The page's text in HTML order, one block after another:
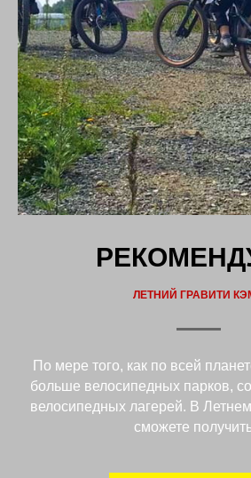
ЛЕТНИЙ ГРАВИТИ
По мере того, как по всей
больше велосипедных парков,
велосипедных лагерей. В
сможете